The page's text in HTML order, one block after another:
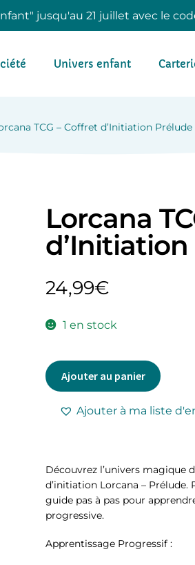
jusqu'au 21 juillet avec le
Univers enfant
TCG – Coffret d’Initiation Prélude
Lorcana
24,99€
1 en stock
Ajouter au panier
Ajouter à ma liste
Découvrez l’univers magique
d’initiation Lorcana –
guide pas à pas pour
progressive.
Apprentissage Progressif :